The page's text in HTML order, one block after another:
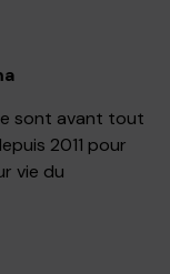
sont avant tout
2011 pour
vie du